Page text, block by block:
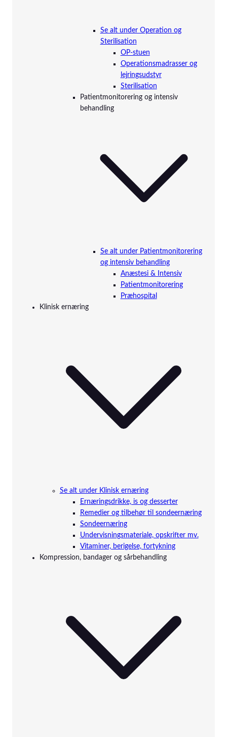
Se alt under Operation og
Sterilisation
OP-stuen
Operationsmadrasser og
lejringsudstyr
Sterilisation
Patientmonitorering og intensiv
behandling
Se alt under Patientmonitorering
og intensiv behandling
Anæstesi & Intensiv
Patientmonitorering
Præhospital
Klinisk ernæring
Se alt under Klinisk ernæring
Ernæringsdrikke, is og desserter
Remedier og tilbehør til sondeernæring
Sondeernæring
Undervisningsmateriale, opskrifter mv.
Vitaminer, berigelse, fortykning
Kompression, bandager og sårbehandling